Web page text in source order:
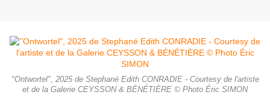
"Ontwortel", 2025 de Stephané Edith CONRADIE - Courtesy de l'artiste
et de la Galerie CEYSSON & BÉNÉTIÈRE © Photo Éric SIMON